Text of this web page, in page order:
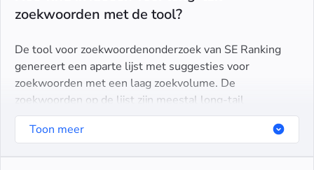
zoekwoorden met de tool?
De tool voor zoekwoordenonderzoek van SE Ranking
genereert een aparte lijst met suggesties voor
zoekwoorden met een laag zoekvolume. De
zoekwoorden op de lijst zijn meestal long-tail
zoektermen. Ze bestaan uit meer dan 3 woorden en
weerspiegelen zeer specifieke zoekintenties.
Toon meer